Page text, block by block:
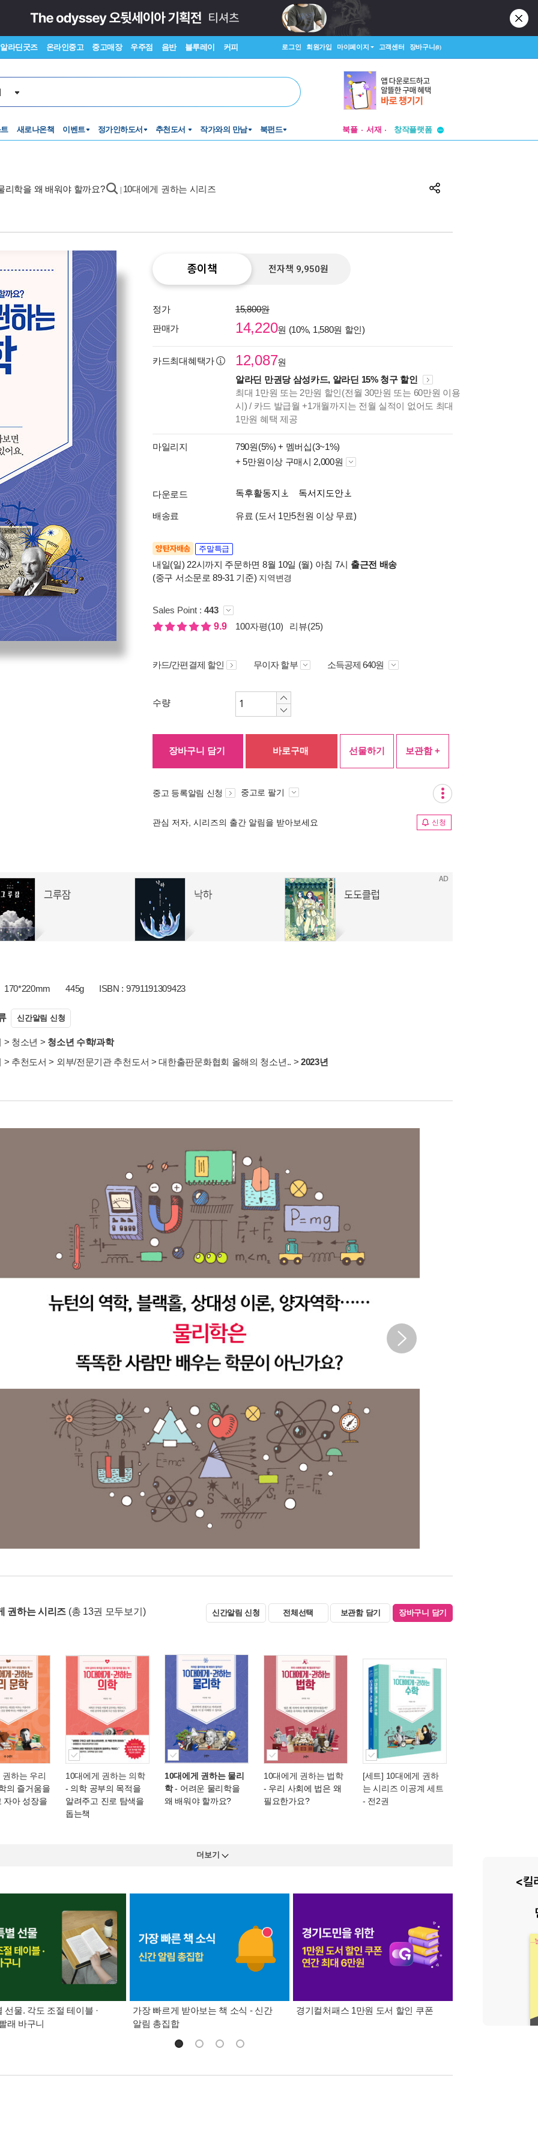
알라딘굿즈 온라인중고 중고매장 우주점 음반 블루레이 커피 로그인 회원가입 마이페이지 고객센터 장바구니(0)
새로나온책 이벤트 정가인하도서 추천도서 작가와의 만남 북펀드 북플 서재
창작플랫폼
리학을 왜 배워야 할까요? 10대에게 권하는 시리즈
종이책 전자책 9,950원
정가
15,800원
판매가
14,220원 (10%, 1,580원 할인)
카드최대혜택가 12,087원
알라딘 만권당 삼성카드, 알라딘 15% 청구 할인
최대 1만원 또는 2만원 할인(전월 30만원 또는 60만원 이용
시) / 카드 발급월 +1개월까지는 전월 실적이 없어도 최대
1만원 혜택 제공
마일리지 790원(5%) + 멤버십(3~1%)
+ 5만원이상 구매시 2,000원
다운로드 독후활동지 독서지도안
배송료 유료 (도서 1만5천원 이상 무료)
양탄자배송 주말특급
내일(일) 22시까지 주문하면 8월 10일 (월) 아침 7시 출근전 배송
(중구 서소문로 89-31 기준) 지역변경
Sales Point : 443
9.9
100자평(10) 리뷰(25)
카드/간편결제 할인 무이자 할부 소득공제 640원
수량
장바구니 담기 바로구매 선물하기 보관함 +
중고 등록알림 신청 중고로 팔기
관심 저자, 시리즈의 출간 알림을 받아보세요 신청
170*220mm 445g ISBN : 9791191309423
신간알림 신청
> 청소년 > 청소년 수학/과학
> 추천도서 > 외부/전문기관 추천도서 >대한출판문화협회 올해의 청소년.. >2023년
권하는 시리즈 (총 13권 모두보기) 신간알림 신청 전체선택 보관함 담기 장바구니 담기
하는 우리
의 즐거움을
자아 성장을
10대에게 권하는 의학
- 의학 공부의 목적을
알려주고 진로 탐색을
돕는책
10대에게 권하는 물리
학- 어려운 물리학을
왜 배워야 할까요?
10대에게 권하는 법학
- 우리 사회에 법은 왜
필요한가요?
[세트] 10대에게 권하
는 시리즈 이공계 세트
- 전2권
더보기
선물. 각도 조절 테이블 ·
래 바구니
가장 빠르게 받아보는 책 소식 - 신간
알림 총집합
경기컬처패스 1만원 도서 할인 쿠폰